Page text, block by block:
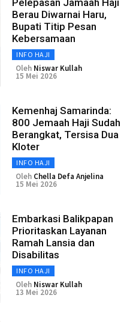
Pelepasan Jamaah Haji
Berau Diwarnai Haru,
Bupati Titip Pesan
Kebersamaan
INFO HAJI
Oleh Niswar Kullah
15 Mei 2026
Kemenhaj Samarinda:
800 Jemaah Haji Sudah
Berangkat, Tersisa Dua
Kloter
INFO HAJI
Oleh Chella Defa Anjelina
15 Mei 2026
Embarkasi Balikpapan
Prioritaskan Layanan
Ramah Lansia dan
Disabilitas
INFO HAJI
Oleh Niswar Kullah
13 Mei 2026